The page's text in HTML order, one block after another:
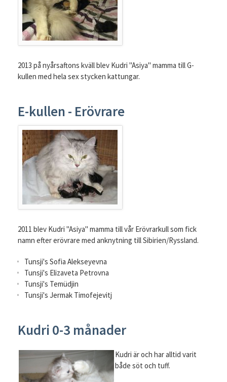
2013 på nyårsaftons kväll blev Kudri "Asiya" mamma till G-
kullen med hela sex stycken kattungar.
E-kullen - Erövrare
2011 blev Kudri "Asiya" mamma till vår Erövrarkull som fick
namn efter erövrare med anknytning till Sibirien/Ryssland.
Tunsji's Sofia Alekseyevna
Tunsji's Elizaveta Petrovna
Tunsji's Temüdjin
Tunsji's Jermak Timofejevitj
Kudri 0-3 månader
Kudri är och har alltid varit
både söt och tuff.